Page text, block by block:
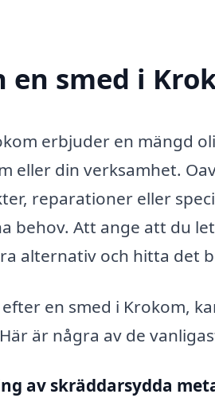
en smed i
erbjuder en mängd
eller din verksamhet.
reparationer eller
behov. Att ange att du
alternativ och hitta det
en smed i Krokom,
är några av de
av skräddarsydda